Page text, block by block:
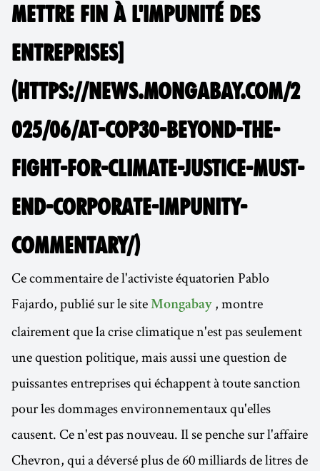
METTRE FIN À L'IMPUNITÉ DES
ENTREPRISES]
(HTTPS://NEWS.MONGABAY.COM/2
025/06/AT-COP30-BEYOND-THE-
FIGHT-FOR-CLIMATE-JUSTICE-MUST-
END-CORPORATE-IMPUNITY-
COMMENTARY/)
Ce commentaire de l'activiste équatorien Pablo
Fajardo, publié sur le site Mongabay , montre
clairement que la crise climatique n'est pas seulement
une question politique, mais aussi une question de
puissantes entreprises qui échappent à toute sanction
pour les dommages environnementaux qu'elles
causent. Ce n'est pas nouveau. Il se penche sur l'affaire
Chevron, qui a déversé plus de 60 milliards de litres de